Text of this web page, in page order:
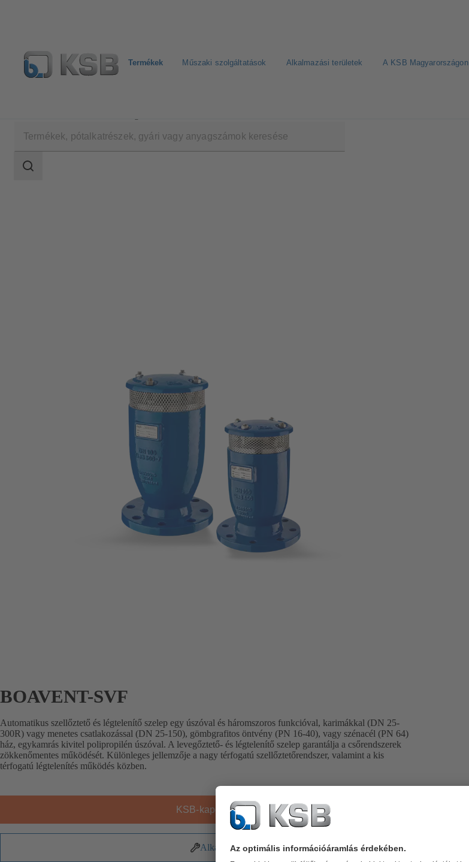
Termékek Műszaki szolgáltatások Alkalmazási területek A KSB Magyarországon
tartomány
Keresési
BOAVENT-SVF
Automatikus szellőztető és légtelenítő szelep egy úszóval és háromszoros funkcióval, karimákkal (DN 25-
300R) vagy menetes csatlakozással (DN 25-150), gömbgrafitos öntvény (PN 16-40), vagy szénacél (PN 64)
ház, egykamrás kivitel polipropilén úszóval. A levegőztető- és légtelenítő szelep garantálja a csőrendszerek
zökkenőmentes működését. Különleges jellemzője a nagy térfogatú szellőztetőrendszer, valamint a kis
térfogatú légtelenítés működés közben.
KSB-kapcsolat
Alkatrészek